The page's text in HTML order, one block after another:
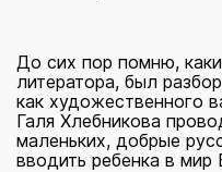
До сих пор помню,
литератора, был
как художественного
Галя Хлебникова
маленьких, добрые
вводить ребенка в мир